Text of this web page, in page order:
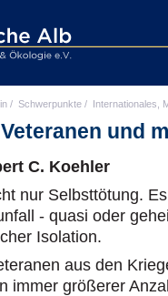
/ Schwerpunkte / Internationales,
und
C. Koehler
nur Selbsttötung.
- quasi oder
Isolation.
aus den
immer größerer